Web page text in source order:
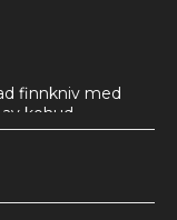
finnkniv med
kohud.
lång. Hela
sig lite från